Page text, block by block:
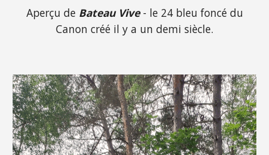
Aperçu de Bateau Vive- le 24 bleu foncé du
Canon créé il y a un demi siècle.